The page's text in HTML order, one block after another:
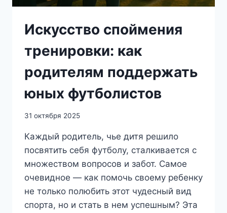
Искусство споймения
тренировки: как
родителям поддержать
юных футболистов
31 октября 2025
Каждый родитель, чье дитя решило
посвятить себя футболу, сталкивается с
множеством вопросов и забот. Самое
очевидное — как помочь своему ребенку
не только полюбить этот чудесный вид
спорта, но и стать в нем успешным? Эта